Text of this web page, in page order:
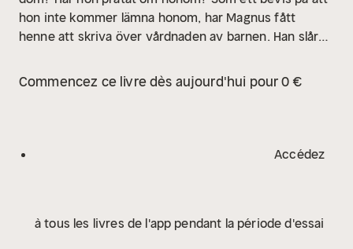
hon inte kommer lämna honom, har Magnus fått
henne att skriva över vårdnaden av barnen. Han slår
misstänker att han sålt henne när hon haft sina ögon
I tio år har hon varit i hans våld, men nu
normal familj i en svensk småstad. Det är en
Commencez ce livre dès aujourd'hui pour 0 €
Accédez
à tous les livres de l'app pendant la période d'essai